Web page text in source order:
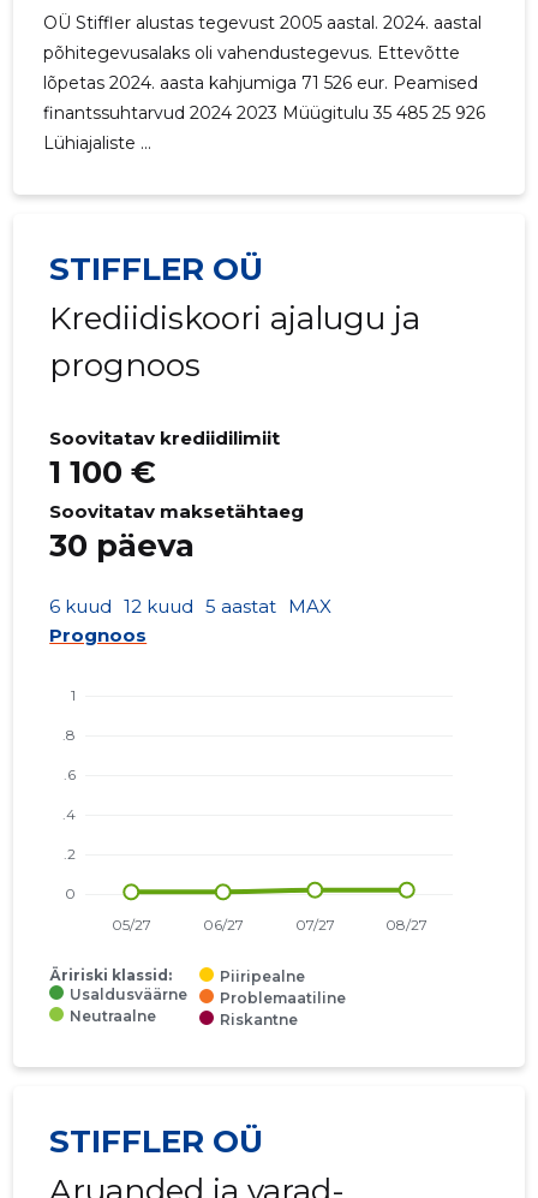
OÜ Stiffler alustas tegevust 2005 aastal. 2024. aastal
põhitegevusalaks oli vahendustegevus. Ettevõtte
lõpetas 2024. aasta kahjumiga 71 526 eur. Peamised
finantssuhtarvud 2024 2023 Müügitulu 35 485 25 926
Lühiajaliste ...
STIFFLER OÜ
Krediidiskoori ajalugu ja
prognoos
Soovitatav krediidilimiit
1 100 €
Soovitatav maksetähtaeg
30 päeva
6 kuud 12 kuud 5 aastat MAX
Prognoos
Äririski klassid:
Usaldusväärne
Neutraalne
Piiripealne
Problemaatiline
Riskantne
STIFFLER OÜ